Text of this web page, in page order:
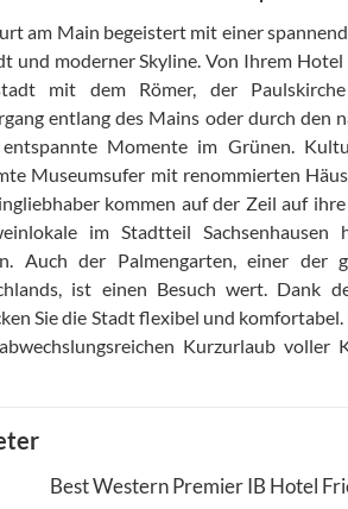
am Main begeistert mit einer
und moderner Skyline. Von Ihrem Hotel
mit dem Römer, der
entlang des Mains oder durch den
Momente im Grünen.
Museumsufer mit renommierten
kommen auf der Zeil auf
im Stadtteil Sachsenhausen
Auch der Palmengarten, einer der
ist einen Besuch wert. Dank
Sie die Stadt flexibel und
Kurzurlaub voller
Best Western Premier IB Hotel